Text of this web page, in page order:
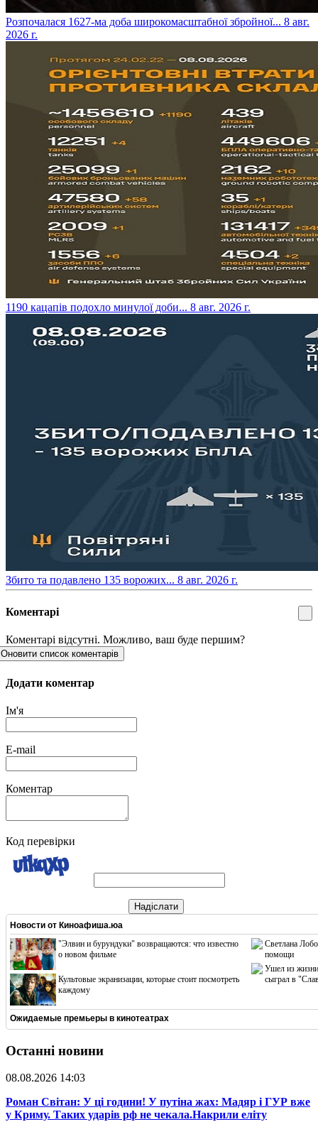
​Розпочалася 1627-ма доба широкомасштабної збройної... 8 авг.
2026 г.
​1190 кацапів подохло минулої доби... 8 авг. 2026 г.
​Збито та подавлено 135 ворожих... 8 авг. 2026 г.
Коментарі
Коментарі відсутні. Можливо, ваш буде першим?
Оновити список коментарів
Додати коментар
Ім'я
E-mail
Коментар
Код перевірки
Надіслати
Новости от Киноафиша.юа
"Элвин и бурундуки" возвращаются: что известно
о новом фильме
Культовые экранизации, которые стоит посмотреть
каждому
Светлана
помощи
Ушел из жизни
сыграл в
Ожидаемые премьеры в кинотеатрах
Останні новини
08.08.2026 14:03
​Роман Світан: У ці години! У путіна жах: Мадяр і ГУР вже
у Криму. Таких ударів рф не чекала.Накрили еліту